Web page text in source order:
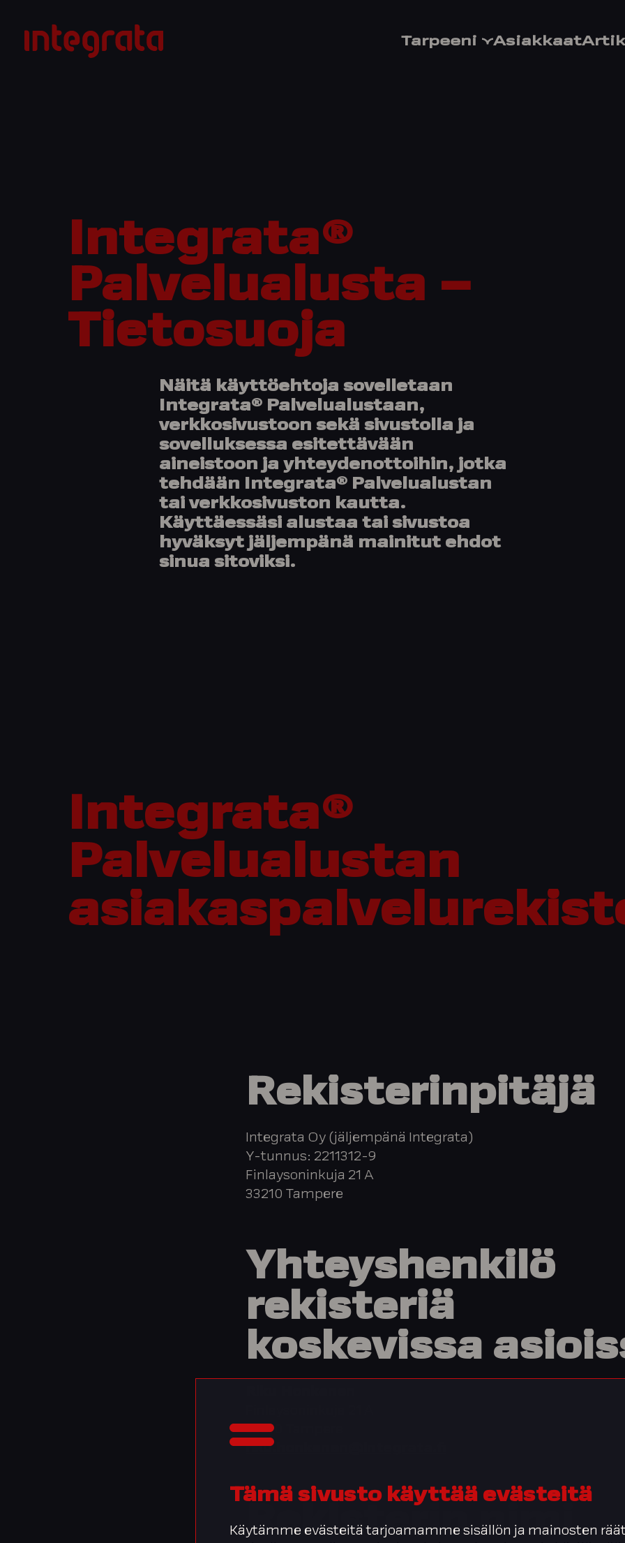
Tämä sivusto käyttää evästeitä
Käytämme evästeitä tarjoamamme sisällön ja mainosten
sisältöön
Integrata
Tarpeeni Asiakkaat
Integrata®
Palvelualusta –
Tietosuoja
Näitä käyttöehtoja sovelletaan
Integrata® Palvelualustaan,
verkkosivustoon sekä sivustolla ja
sovelluksessa esitettävään
aineistoon ja yhteydenottoihin, jotka
tehdään Integrata® Palvelualustan
tai verkkosivuston kautta.
Käyttäessäsi alustaa tai sivustoa
hyväksyt jäljempänä mainitut ehdot
sinua sitoviksi.
Integrata®
Palvelualustan
Rekisterinpitäjä
Integrata Oy (jäljempänä Integrata)
Y-tunnus: 2211312-9
Finlaysoninkuja 21 A
33210 Tampere
Yhteyshenkilö
rekisteriä
koskevissa
33210 Tampere
riku.honkanen@integrata.fi
Rekisterin nimi